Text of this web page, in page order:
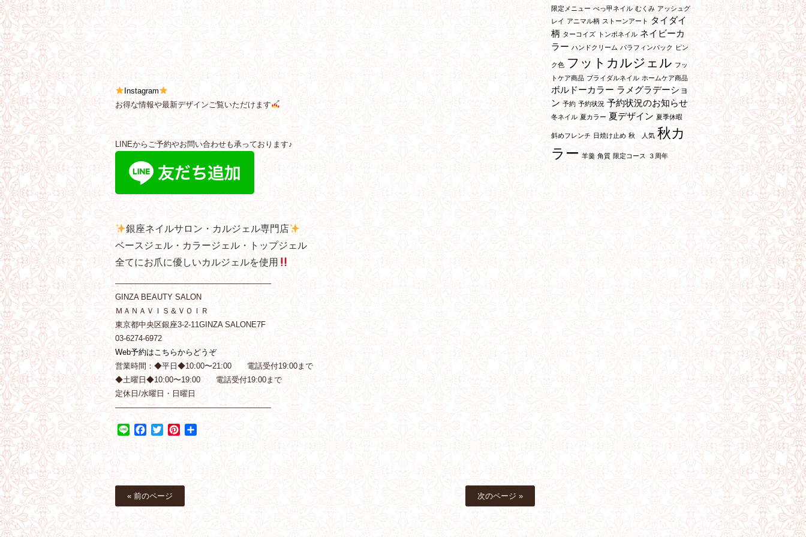
Instagram
お得な情報や最新デザインご覧いただけます
LINEからご予約やお問い合わせも承っております♪
銀座ネイルサロン・カルジェル専門店
ベースジェル・カラージェル・トップジェル
全てにお爪に優しいカルジェルを使用
————————————————————
GINZA BEAUTY SALON
ＭＡＮＡＶＩＳ＆ＶＯＩＲ
東京都中央区銀座3-2-11GINZA SALONE7F
03-6274-6972
Web予約はこちらからどうぞ
営業時間：◆平日◆10:00〜21:00 電話受付19:00まで
◆土曜日◆10:00〜19:00 電話受付19:00まで
定休日/水曜日・日曜日
————————————————————
Line Facebook
TwitterPinterest
« 前のページ 次のページ »
限定メニュー べっ甲ネイル むくみ アッシュグ
レイ アニマル柄 ストーンアート
タイダイ
柄 ターコイズ トンボネイル ネイビーカ
ラー ハンドクリーム パラフィンパック ピン
ク色 フットカルジェル フッ
トケア商品 ブライダルネイル ホームケア商品
ボルドーカラー ラメグラデーショ
ン 予約 予約状況 予約状況のお知らせ
冬ネイル 夏カラー 夏デザイン 夏季休暇
斜めフレンチ 日焼け止め 秋 人気 秋カ
ラー 羊羹 角質 限定コース ３周年